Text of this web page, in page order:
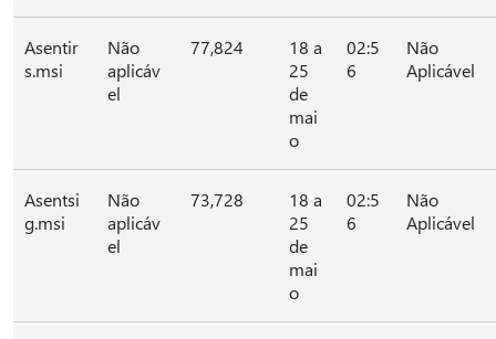
Asentir
s.msi
Não
aplicáv
el
77,824
18 a
25
de
mai
o
02:5
6
Não
Aplicável
Asentsi
g.msi
Não
aplicáv
el
73,728
18 a
25
de
mai
o
02:5
6
Não
Aplicável